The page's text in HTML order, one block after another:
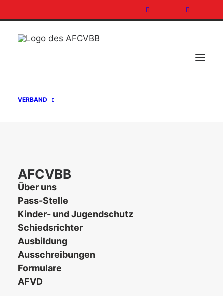
VERBAND
AFCVBB
Über uns
Pass-Stelle
Kinder- und Jugendschutz
Schiedsrichter
Ausbildung
Ausschreibungen
Formulare
AFVD
Kurzname
DJK
DJK Finsterwalde e. V.
Am Wasserturm 3
03238 Finsterwalde